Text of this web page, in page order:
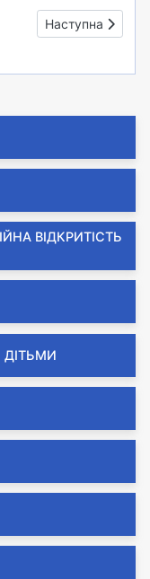
ВІДКРИТІСТЬ
Наступна
Наступна